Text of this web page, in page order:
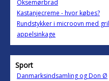
Oksemørbrad
Kastanjecreme - hvor købes?
Rundstykker i microovn med
appelsinkage
Sport
Danmarksindsamling og Don Ø